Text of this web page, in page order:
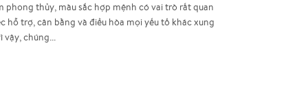
phong thủy, màu sắc hợp mệnh có vai trò rất quan
hỗ trợ, cân bằng và điều hòa mọi yếu tố khác xung
vậy, chúng...